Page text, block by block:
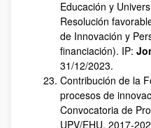
Educación y
Resolución
de Innovación y
financiación). IP:
31/12/2023.
Contribución de la
procesos de
Convocatoria de
UPV/EHU, 2017-